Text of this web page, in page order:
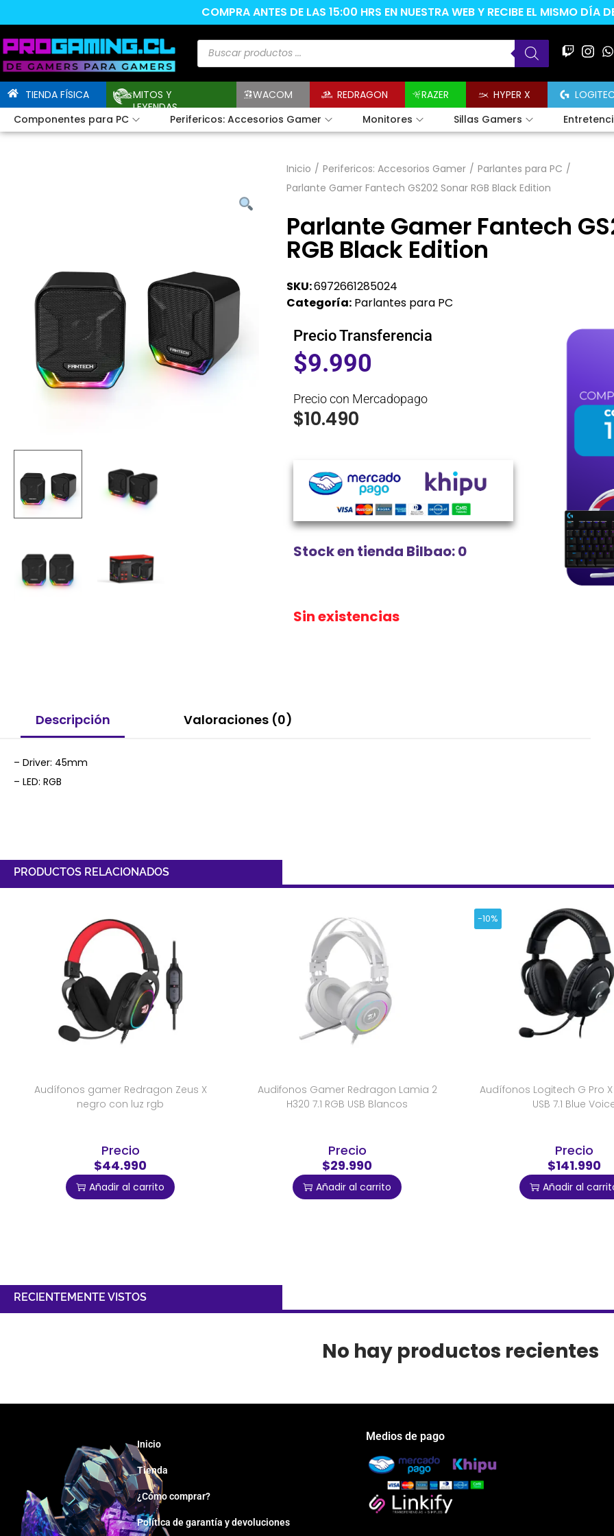
COMPRA ANTES DE LAS 15:00 HRS EN NUESTRA WEB Y RECIBE EL MISMO DÍA
TIENDA FÍSICA
MITOS Y
LEYENDAS
WACOM REDRAGON RAZER HYPER X
Componentes para PC
Perifericos: Accesorios Gamer Monitores Sillas Gamers
Inicio / Perifericos: Accesorios Gamer / Parlantes para PC /
Parlante Gamer Fantech GS202 Sonar RGB Black Edition
Parlante Gamer Fantech
RGB Black Edition
SKU:6972661285024
Categoría: Parlantes para PC
Precio Transferencia
$9.990
Precio con Mercadopago
$10.490
Stock en tienda Bilbao: 0
Sin existencias
Descripción Valoraciones (0)
– Driver: 45mm
– LED: RGB
PRODUCTOS RELACIONADOS
Audífonos gamer Redragon Zeus X
negro con luz rgb
Precio
$44.990
Añadir al carrito
Audifonos Gamer Redragon Lamia 2
H320 7.1 RGB USB Blancos
Precio
$29.990
Añadir al carrito
-10%
Audífonos Logitech G Pro
USB 7.1 Blue
Precio
$141.990
Añadir al
RECIENTEMENTE VISTOS
No hay productos recientes
Inicio
Tienda
¿Cómo comprar?
Política de garantía y devoluciones
Medios de pago